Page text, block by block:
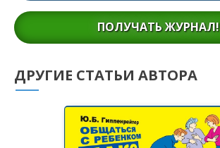
ПОЛУЧАТЬ ЖУРНАЛ!
ДРУГИЕ СТАТЬИ АВТОРА